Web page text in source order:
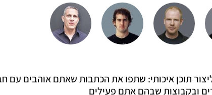
תוכן איכותי: שתפו את הכתבות שאתם אוהבים עם
ובקבוצות שבהם אתם פעילים